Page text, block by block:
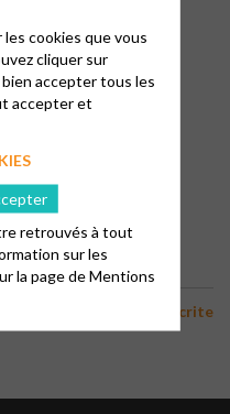
2022
Presse écrite
cookies que vous
cliquer sur
accepter tous les
accepter et
retrouvés à tout
sur les
la page deMentions